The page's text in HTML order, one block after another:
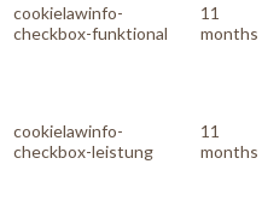
cookielawinfo-
checkbox-funktional
11
months
cookielawinfo-
checkbox-leistung
11
months